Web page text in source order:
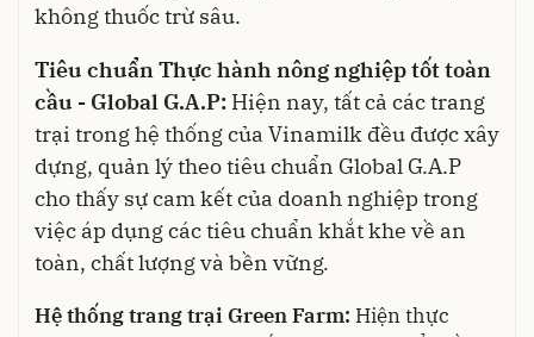
không thuốc trừ sâu.
Tiêu chuẩn Thực hành nông nghiệp tốt toàn
cầu - Global G.A.P:Hiện nay, tất cả các trang
trại trong hệ thống của Vinamilk đều được xây
dựng, quản lý theo tiêu chuẩn Global G.A.P
cho thấy sự cam kết của doanh nghiệp trong
việc áp dụng các tiêu chuẩn khắt khe về an
toàn, chất lượng và bền vững.
Hệ thống trang trại Green Farm: Hiện thực